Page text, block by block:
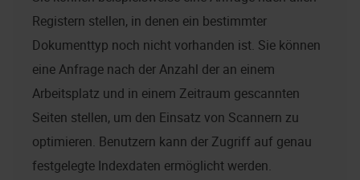
Registern stellen, in denen ein bestimmter
Dokumenttyp noch nicht vorhanden ist. Sie können
eine Anfrage nach der Anzahl der an einem
Arbeitsplatz und in einem Zeitraum gescannten
Seiten stellen, um den Einsatz von Scannern zu
optimieren. Benutzern kann der Zugriff auf genau
festgelegte Indexdaten ermöglicht werden.